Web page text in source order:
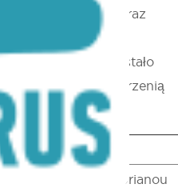
fotografie oraz
1959 z Walki o
brytyjskiego i zostało
z nową przestrzenią
Archiepiskopou Kyprianou